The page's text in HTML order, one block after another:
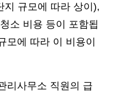
지 규모에 따라 상이),
소 비용 등이 포함됩
모에 따라 이 비용이
리사무소 직원의 급